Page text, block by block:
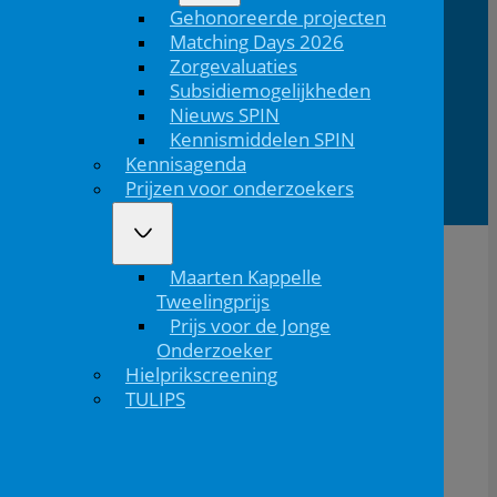
Gehonoreerde projecten
Matching Days 2026
Zorgevaluaties
Subsidiemogelijkheden
Nieuws SPIN
Kennismiddelen SPIN
Kennisagenda
Prijzen voor onderzoekers
Maarten Kappelle
Tweelingprijs
Prijs voor de Jonge
Onderzoeker
Hielprikscreening
TULIPS
Utrecht
Patiëntinformatie